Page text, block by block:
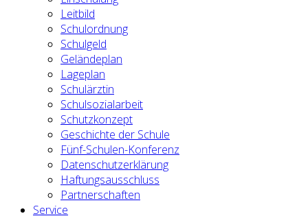
Leitbild
Schulordnung
Schulgeld
Geländeplan
Lageplan
Schulärztin
Schulsozialarbeit
Schutzkonzept
Geschichte der Schule
Fünf-Schulen-Konferenz
Datenschutzerklärung
Haftungsausschluss
Partnerschaften
Service